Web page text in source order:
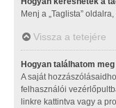
Menj a „Taglista”
Vissza a tetejére
Hogyan találhatom
A saját
felhasználói
linkre kattintva vagy a